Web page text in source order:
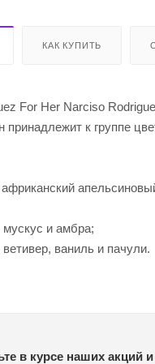
КАК КУПИТЬ
For Her Narciso
принадлежит к группе
и амбра;
ваниль и пачули.
в курсе наших акций